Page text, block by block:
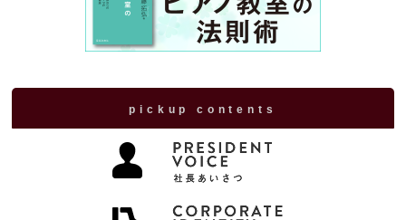
pickup contents